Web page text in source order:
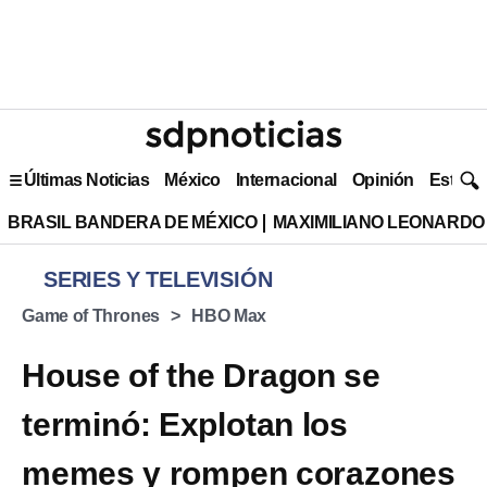
Últimas Noticias México Internacional Opinión Estilo
BRASIL BANDERA DE MÉXICO MAXIMILIANO
SERIES Y TELEVISIÓN
Game of Thrones HBO Max
House of the Dragon se
terminó: Explotan los
memes y rompen corazones